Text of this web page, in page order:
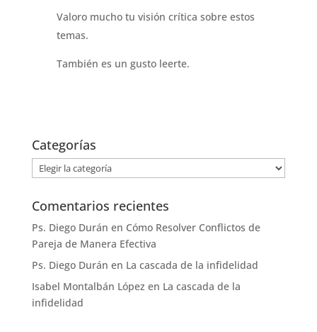
Valoro mucho tu visión crítica sobre estos
temas.
También es un gusto leerte.
Categorías
Categorías
Comentarios recientes
Ps. Diego Durán en Cómo Resolver Conflictos de
Pareja de Manera Efectiva
Ps. Diego Durán en La cascada de la infidelidad
Isabel Montalbán López en La cascada de la
infidelidad